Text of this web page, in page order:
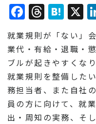
X
就業規則が「ない」
業代・有給・退職・
ブルが起きやすくな
就業規則を整備した
務担当者、また自社
員の方に向けて、就
出・周知の実務、そ